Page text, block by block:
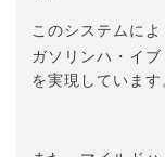
このシステムによ
ガソリンハ・イ
を実現しています